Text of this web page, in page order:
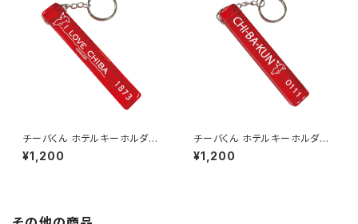
チーバくん ホテルキーホルダー
1873
¥1,200
チーバくん ホテルキーホルダー
0111
¥1,200